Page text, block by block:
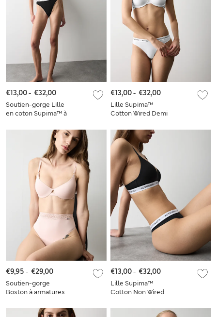
Soutien-gorge Lille
en coton Supima™ à
bonnets A à E
€13,00- €32,00
Lille Supima™
Cotton Wired Demi
€13,00- €32,00
Soutien-gorge
Boston à armatures
E
€9,95 - €29,00
Lille Supima™
Cotton Non Wired
€13,00- €32,00